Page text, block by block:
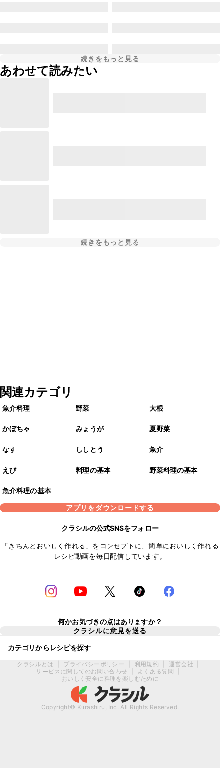
続きをもっと見る
あわせて読みたい
続きをもっと見る
関連カテゴリ
魚介料理 野菜 大根
かぼちゃ みょうが 夏野菜
なす ししとう 魚介
えび 料理の基本 野菜料理の基本
魚介料理の基本
アプリをダウンロードする
クラシルの公式SNSをフォロー
「きちんとおいしく作れる」をコンセプトに、簡単においしく作れる
レシピ動画を毎日配信しています。
何かお気づきの点はありますか？
クラシルに意見を送る
カテゴリからレシピを探す
クラシルとは プライバシーポリシー 利用規約 運営会社
サービスに関してのお問い合わせ
よくある質問
おいしく安全に料理を楽しむために
Copyright© Kurashiru, Inc. All Rights Reserved.